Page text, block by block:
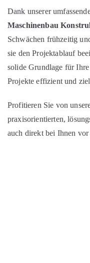
Dank unserer
Maschinenbau
Schwächen frühzeitig
sie den Projektablauf
solide Grundlage für
Projekte effizient und
Profitieren Sie von
praxisorientierten,
auch direkt bei Ihnen